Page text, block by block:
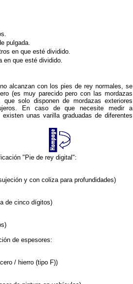
pulgada.
en que esté dividido.
en que esté dividido.
alcanzan con los pies de rey normales, se
(es muy parecido pero con las mordazas
solo disponen de mordazas exteriores
En caso de que necesite medir a
unas varilla graduadas de diferentes
"Pie de rey digital":
y con coliza para profundidades)
de cinco dígitos)
de espesores:
/ hierro (tipo F))